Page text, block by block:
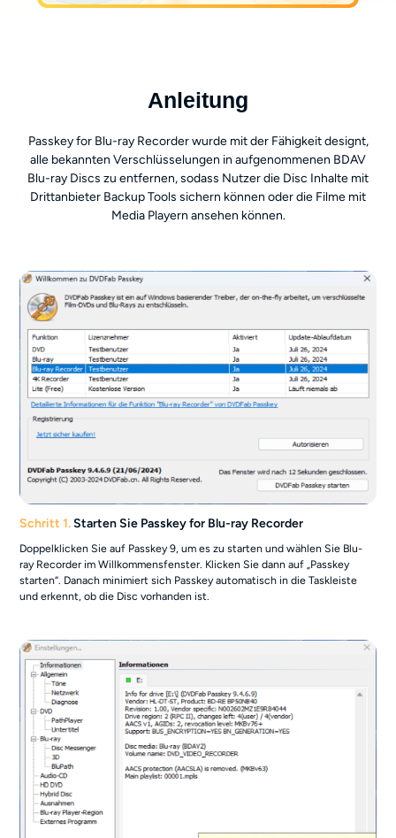
Anleitung
Passkey for Blu-ray Recorder wurde mit der Fähigkeit designt,
alle bekannten Verschlüsselungen in aufgenommenen BDAV
Blu-ray Discs zu entfernen, sodass Nutzer die Disc Inhalte mit
Drittanbieter Backup Tools sichern können oder die Filme mit
Media Playern ansehen können.
Schritt 1.Starten Sie Passkey for Blu-ray Recorder
Doppelklicken Sie auf Passkey 9, um es zu starten und wählen Sie Blu-
ray Recorder im Willkommensfenster. Klicken Sie dann auf „Passkey
starten“. Danach minimiert sich Passkey automatisch in die Taskleiste
und erkennt, ob die Disc vorhanden ist.